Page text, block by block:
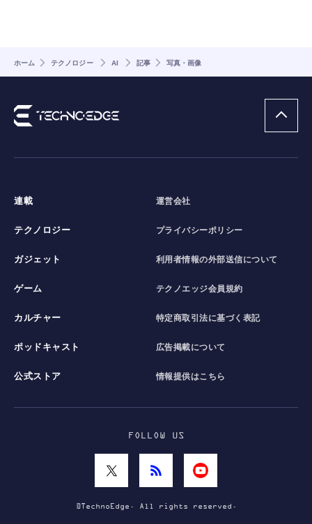
ホーム テクノロジー AI 記事 写真・画像
連載
テクノロジー
ガジェット
ゲーム
カルチャー
ポッドキャスト
公式ストア
運営会社
プライバシーポリシー
利用者情報の外部送信について
テクノエッジ会員規約
特定商取引法に基づく表記
広告掲載について
情報提供はこちら
FOLLOW US
©TechnoEdge. All rights reserved.